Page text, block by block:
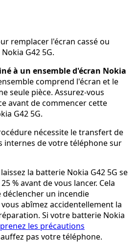
remplacer l'écran cassé ou
G42 5G.
à un ensemble d'écran Nokia
comprend l'écran et le
seule pièce. Assurez-vous
avant de commencer cette
G42 5G.
nécessite le transfert de
internes de votre téléphone sur
la batterie Nokia G42 5G se
% avant de vous lancer. Cela
un incendie
abîmez accidentellement la
Si votre batterie Nokia
prenez les précautions
pas votre téléphone.